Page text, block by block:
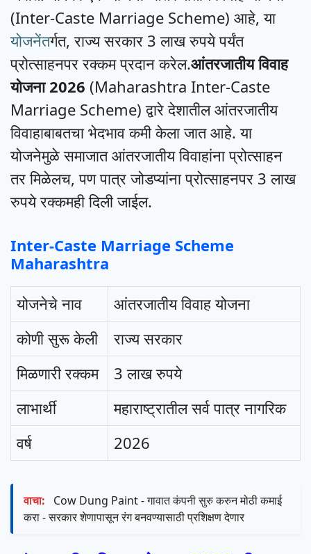
(Inter-Caste Marriage Scheme) आहे, या
योजनेंतर्गत, राज्य सरकार 3 लाख रुपये पर्यंत
प्रोत्साहनपर रक्कम प्रदान करेल.आंतरजातीय विवाह
योजना 2026 (Maharashtra Inter-Caste
Marriage Scheme) द्वारे देशातील आंतरजातीय
विवाहाबाबतचा भेदभाव कमी केला जात आहे. या
योजनेमुळे समाजात आंतरजातीय विवाहांना प्रोत्साहन
तर मिळेलच, पण पात्र जोडप्यांना प्रोत्साहनपर 3 लाख
रुपये रक्कमही दिली जाईल.
Inter-Caste Marriage Scheme
Maharashtra
योजनेचे नाव
आंतरजातीय विवाह योजना
कोणी सुरू केली
राज्य सरकार
मिळणारी रक्कम
3 लाख रुपये
लाभार्थी
महाराष्ट्रातील सर्व पात्र नागरिक
वर्ष
2026
वाचा:
Cow Dung Paint - गावात कंपनी सुरु करुन मोठी कमाई
करा - सरकार शेणापासून रंग बनवण्यासाठी प्रशिक्षण देणार